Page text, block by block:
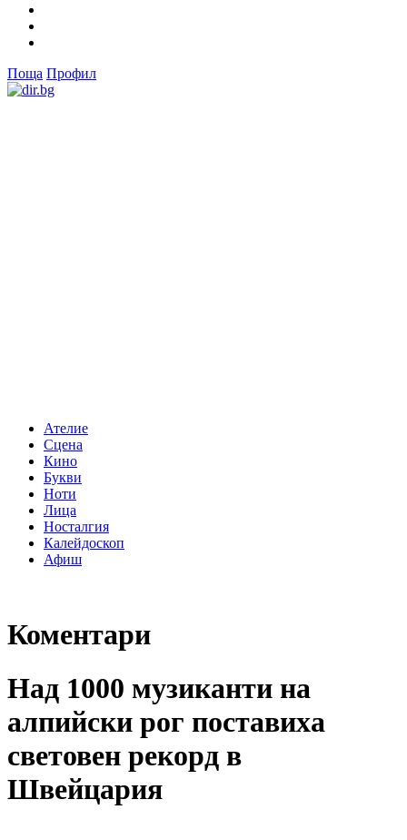
Поща Профил
Ателие
Сцена
Кино
Букви
Ноти
Лица
Носталгия
Калейдоскоп
Афиш
Коментари
Над 1000 музиканти на
алпийски рог поставиха
световен рекорд в
Швейцария